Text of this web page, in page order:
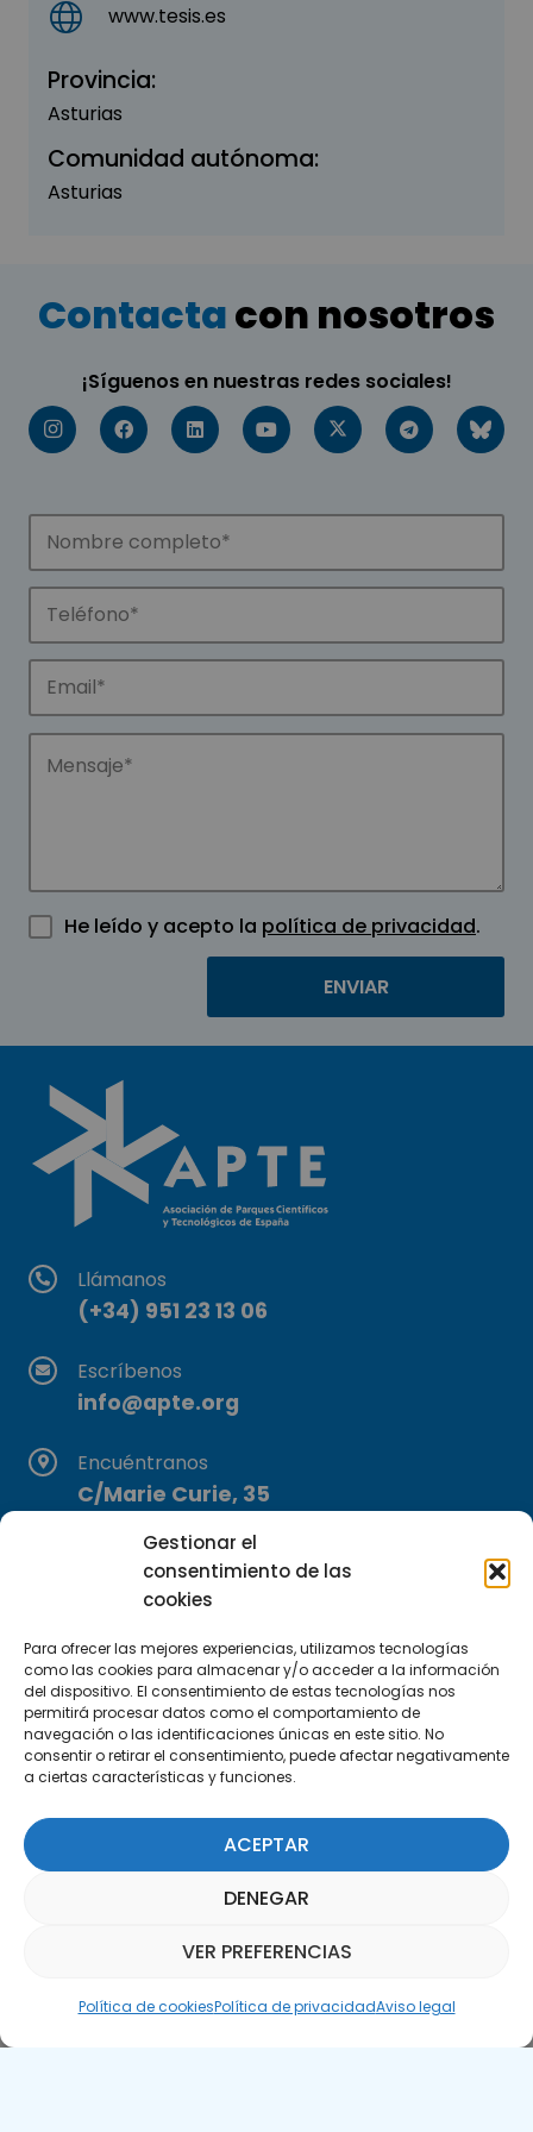
Gestionar el
consentimiento de las
cookies
Para ofrecer las mejores experiencias, utilizamos tecnologías
como las cookies para almacenar y/o acceder a la información
del dispositivo. El consentimiento de estas tecnologías nos
permitirá procesar datos como el comportamiento de
navegación o las identificaciones únicas en este sitio. No
consentir o retirar el consentimiento, puede afectar negativamente
a ciertas características y funciones.
ACEPTAR
DENEGAR
VER PREFERENCIAS
Política de cookiesPolítica de privacidadAviso legal
www.tesis.es
Provincia:
Asturias
Comunidad autónoma:
Asturias
Contactacon nosotros
¡Síguenos en nuestras redes sociales!
He leído y acepto la política de privacidad.
Llámanos
(+34) 951 23 13 06
Escríbenos
info@apte.org
Encuéntranos
C/Marie Curie, 35
Suscríbete a nuestra Newsletter
SUSCRÍBETE AQUÍ